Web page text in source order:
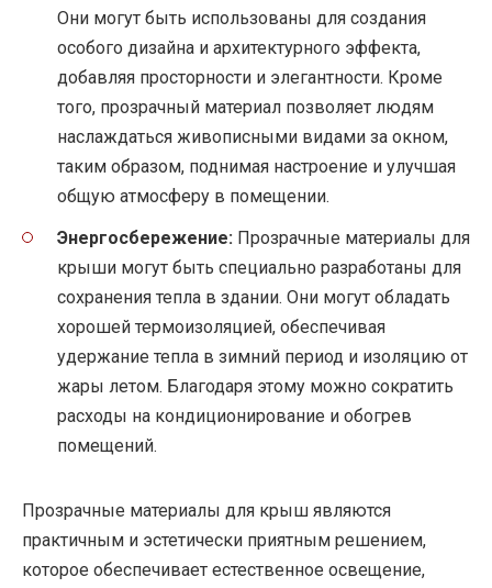
Они могут быть использованы для создания
особого дизайна и архитектурного эффекта,
добавляя просторности и элегантности. Кроме
того, прозрачный материал позволяет людям
наслаждаться живописными видами за окном,
таким образом, поднимая настроение и улучшая
общую атмосферу в помещении.
Энергосбережение: Прозрачные материалы для
крыши могут быть специально разработаны для
сохранения тепла в здании. Они могут обладать
хорошей термоизоляцией, обеспечивая
удержание тепла в зимний период и изоляцию от
жары летом. Благодаря этому можно сократить
расходы на кондиционирование и обогрев
помещений.
Прозрачные материалы для крыш являются
практичным и эстетически приятным решением,
которое обеспечивает естественное освещение,